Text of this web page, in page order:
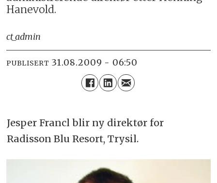
Hanevold.
ct_admin
PUBLISERT 31.08.2009 - 06:50
Jesper Francl blir ny direktør for
Radisson Blu Resort, Trysil.